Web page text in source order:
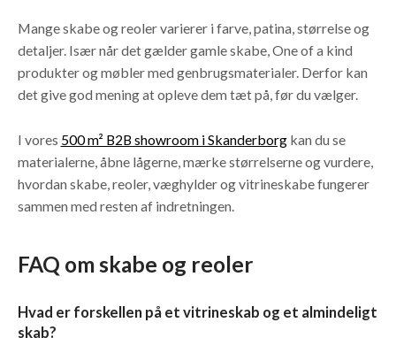
Mange skabe og reoler varierer i farve, patina, størrelse og
detaljer. Især når det gælder gamle skabe, One of a kind
produkter og møbler med genbrugsmaterialer. Derfor kan
det give god mening at opleve dem tæt på, før du vælger.
I vores 500 m² B2B showroom i Skanderborgkan du se
materialerne, åbne lågerne, mærke størrelserne og vurdere,
hvordan skabe, reoler, væghylder og vitrineskabe fungerer
sammen med resten af indretningen.
FAQ om skabe og reoler
Hvad er forskellen på et vitrineskab og et almindeligt
skab?